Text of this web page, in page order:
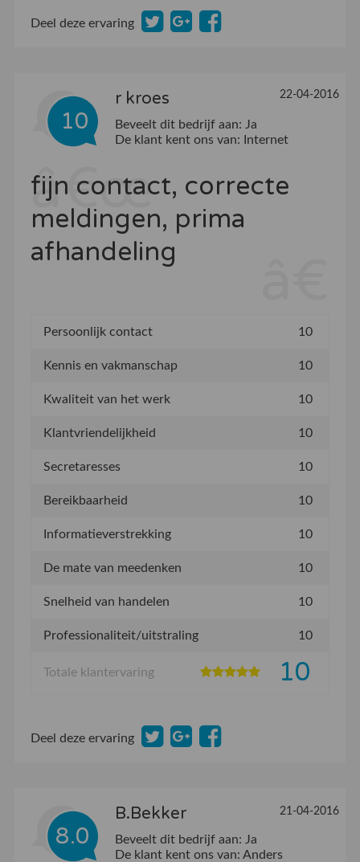
Deel deze ervaring
10
r kroes 22-04-2016
Beveelt dit bedrijf aan: Ja
De klant kent ons van:
Internet
fijn contact, correcte
meldingen, prima
afhandeling
Persoonlijk contact 10
Kennis en vakmanschap 10
Kwaliteit van het werk 10
Klantvriendelijkheid 10
Secretaresses 10
Bereikbaarheid 10
Informatieverstrekking 10
De mate van meedenken 10
Snelheid van handelen 10
Professionaliteit/uitstraling 10
Totale klantervaring 10
Deel deze ervaring
8.0
B.Bekker 21-04-2016
Beveelt dit bedrijf aan: Ja
De klant kent ons van: Anders